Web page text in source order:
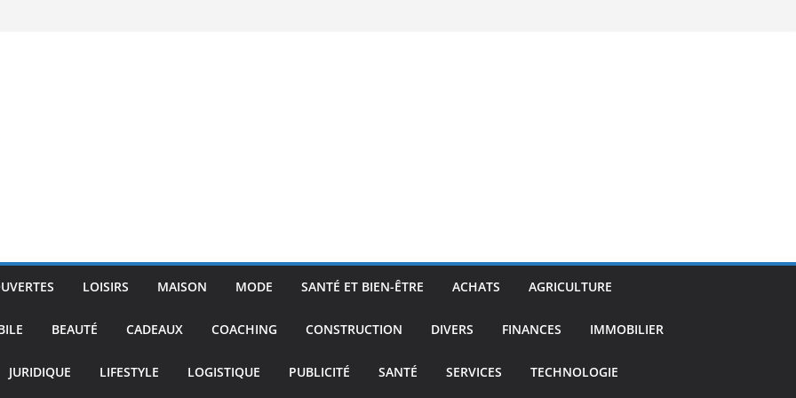
LOISIRS MAISON MODE SANTÉ ET BIEN-ÊTRE ACHATS AGRICULTURE
BEAUTÉ CADEAUX COACHING CONSTRUCTION DIVERS FINANCES IMMOBILIER
JURIDIQUE LIFESTYLE LOGISTIQUE PUBLICITÉ SANTÉ SERVICES TECHNOLOGIE